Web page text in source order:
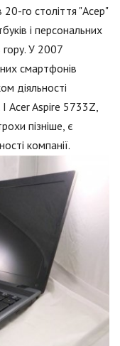
20-го століття "Асер"
і персональних
гору. У 2007
смартфонів
діяльності
І Acer Aspire 5733Z,
пізніше, є
компанії.